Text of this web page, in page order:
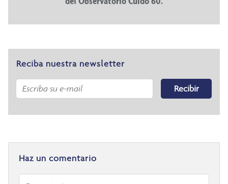
Reciba nuestra newsletter
Recibir
Haz un comentario